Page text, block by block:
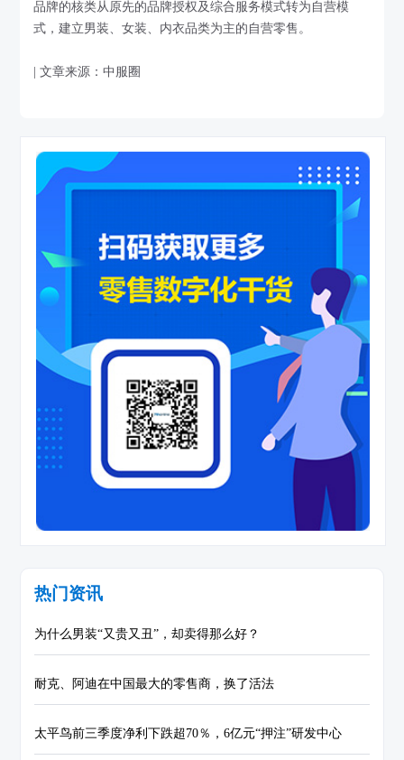
品牌的核类从原先的品牌授权及综合服务模式转为自营模
式，建立男装、女装、内衣品类为主的自营零售。
| 文章来源：中服圈
热门资讯
为什么男装“又贵又丑”，却卖得那么好？
耐克、阿迪在中国最大的零售商，换了活法
太平鸟前三季度净利下跌超70％，6亿元“押注”研发中心